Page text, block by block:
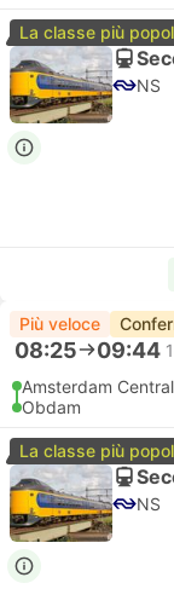
La classe più
NS
Più veloce
08:25 09:44
Amsterdam Central
Obdam
La classe più
NS